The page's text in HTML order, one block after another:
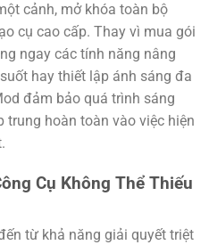
cảnh, mở khóa toàn bộ
cụ cao cấp. Thay vì mua gói
ngay các tính năng nâng
hay thiết lập ánh sáng đa
đảm bảo quá trình sáng
hoàn toàn vào việc hiện
Cụ Không Thể Thiếu
từ khả năng giải quyết triệt